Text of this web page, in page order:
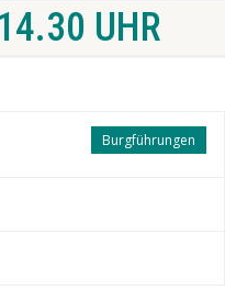
UHR
Burgführungen